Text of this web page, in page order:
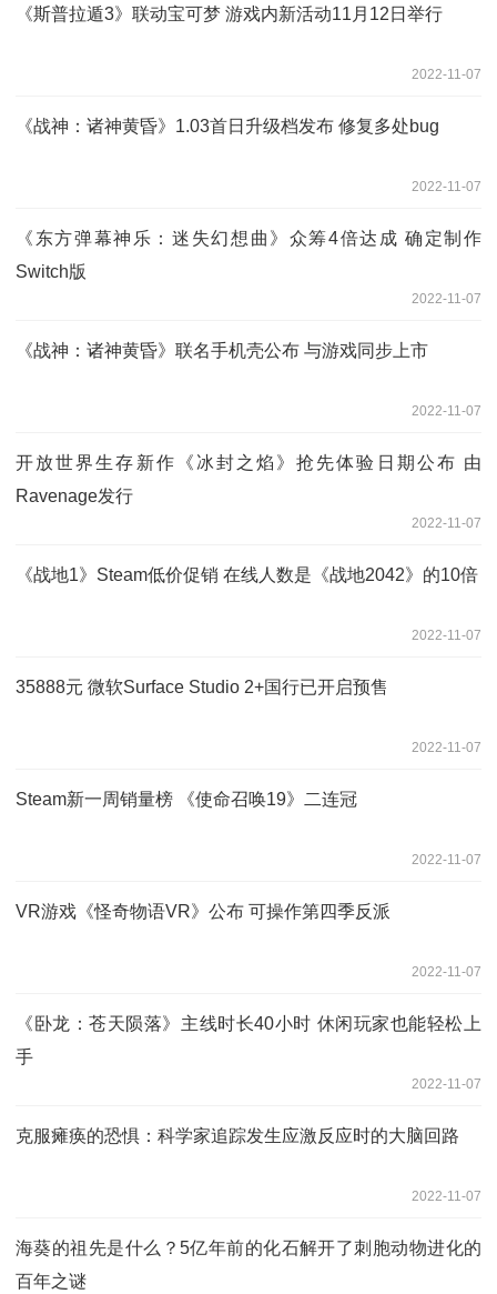
《斯普拉遁3》联动宝可梦 游戏内新活动11月12日举行
2022-11-07
《战神：诸神黄昏》1.03首日升级档发布 修复多处bug
2022-11-07
《东方弹幕神乐：迷失幻想曲》众筹4倍达成 确定制作
Switch版
2022-11-07
《战神：诸神黄昏》联名手机壳公布 与游戏同步上市
2022-11-07
开放世界生存新作《冰封之焰》抢先体验日期公布 由
Ravenage发行
2022-11-07
《战地1》Steam低价促销 在线人数是《战地2042》的10倍
2022-11-07
35888元 微软Surface Studio 2+国行已开启预售
2022-11-07
Steam新一周销量榜 《使命召唤19》二连冠
2022-11-07
VR游戏《怪奇物语VR》公布 可操作第四季反派
2022-11-07
《卧龙：苍天陨落》主线时长40小时 休闲玩家也能轻松上
手
2022-11-07
克服瘫痪的恐惧：科学家追踪发生应激反应时的大脑回路
2022-11-07
海葵的祖先是什么？5亿年前的化石解开了刺胞动物进化的
百年之谜